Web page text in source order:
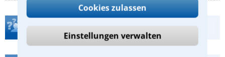
Cookies zulassen
Einstellungen verwalten
Teste Dein Rechtswissen